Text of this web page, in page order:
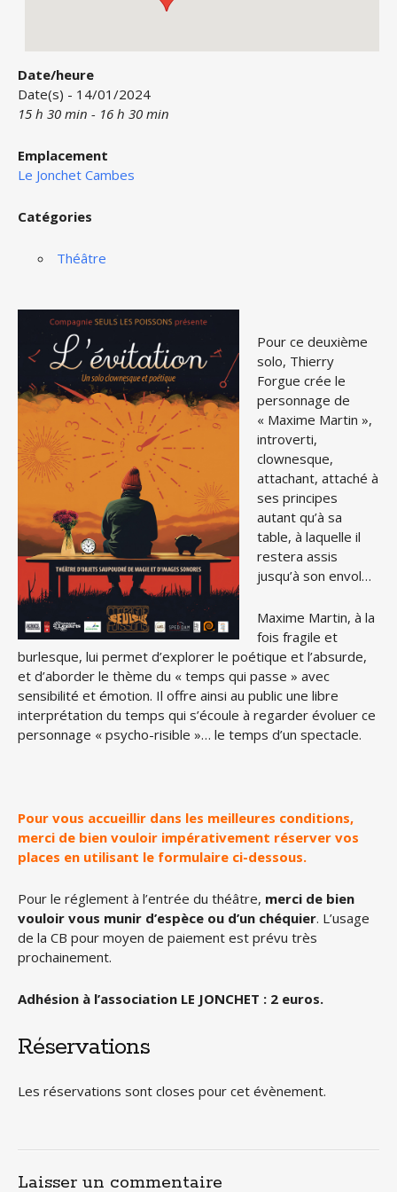
Date/heure
Date(s) - 14/01/2024
15 h 30 min - 16 h 30 min
Emplacement
Le Jonchet Cambes
Catégories
Théâtre
Pour ce deuxième
solo, Thierry
Forgue crée le
personnage de
« Maxime Martin »,
introverti,
clownesque,
attachant, attaché à
ses principes
autant qu’à sa
table, à laquelle il
restera assis
jusqu’à son envol…
Maxime Martin, à la
fois fragile et
burlesque, lui permet d’explorer le poétique et l’absurde,
et d’aborder le thème du « temps qui passe » avec
sensibilité et émotion. Il offre ainsi au public une libre
interprétation du temps qui s’écoule à regarder évoluer ce
personnage « psycho-risible »… le temps d’un spectacle.
Pour vous accueillir dans les meilleures conditions,
merci de bien vouloir impérativement réserver vos
places en utilisant le formulaire ci-dessous.
Pour le réglement à l’entrée du théâtre, merci de bien
vouloir vous munir d’espèce ou d’un chéquier. L’usage
de la CB pour moyen de paiement est prévu très
prochainement.
Adhésion à l’association LE JONCHET : 2 euros.
Réservations
Les réservations sont closes pour cet évènement.
Laisser un commentaire